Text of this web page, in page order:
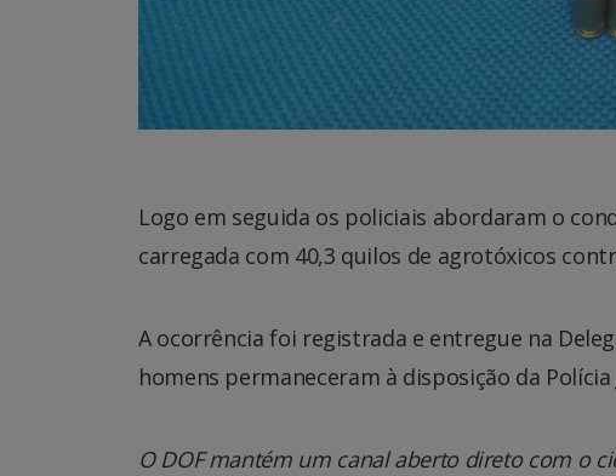
Logo em seguida os policiais abordaram o
carregada com 40,3 quilos de agrotóxicos
A ocorrência foi registrada e entregue na
homens permaneceram à disposição da Polícia
O DOF mantém um canal aberto direto com o